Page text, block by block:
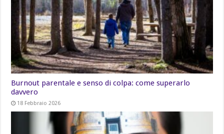
Burnout parentale e senso di colpa: come superarlo
davvero
18 Febbraio 2026